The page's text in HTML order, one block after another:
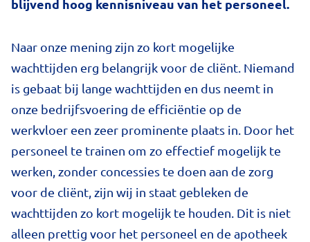
blijvend hoog kennisniveau van het personeel.
Naar onze mening zijn zo kort mogelijke
wachttijden erg belangrijk voor de cliënt. Niemand
is gebaat bij lange wachttijden en dus neemt in
onze bedrijfsvoering de efficiëntie op de
werkvloer een zeer prominente plaats in. Door het
personeel te trainen om zo effectief mogelijk te
werken, zonder concessies te doen aan de zorg
voor de cliënt, zijn wij in staat gebleken de
wachttijden zo kort mogelijk te houden. Dit is niet
alleen prettig voor het personeel en de apotheek